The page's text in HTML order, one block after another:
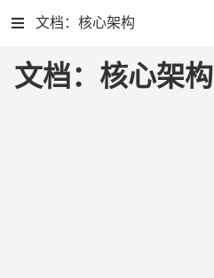
文档：核心架构
文档：核心架构